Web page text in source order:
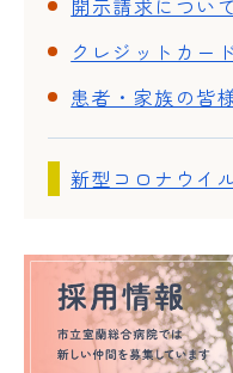
クレジットカー
患者・家族の皆
新型コロナウイ